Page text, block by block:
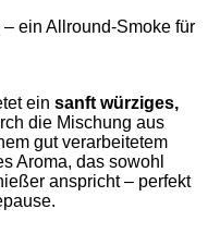
ein Allround-Smoke für
ein sanft würziges,
die Mischung aus
gut verarbeitetem
Aroma, das sowohl
anspricht – perfekt